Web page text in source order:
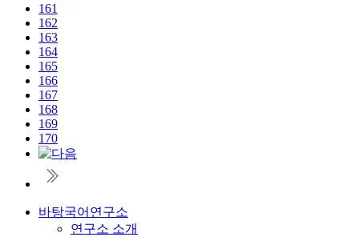
161
162
163
164
165
166
167
168
169
170
바탕국어연구소
연구소 소개